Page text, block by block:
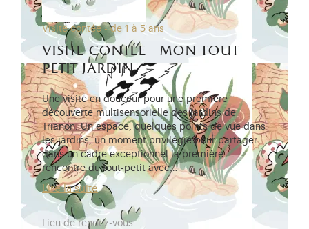
Visite contée - de 1 à 5 ans
visite contée - mon tout
petit jardin
Une visite en douceur pour une première
découverte multisensorielle des jardins de
Trianon. Un espace, quelques points de vue dans
les jardins, un moment privilégié pour partager
dans un cadre exceptionnel la première
rencontre du tout-petit avec…
Lire la suite
Lieu de rendez-vous